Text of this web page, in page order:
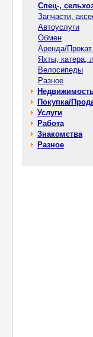
Спец-,
Запчасти,
Автоуслуги
Обмен
Аренда/Прокат
Яхты, катера,
Велосипеды
Разное
Покупка/
Услуги
Работа
Знакомства
Разное